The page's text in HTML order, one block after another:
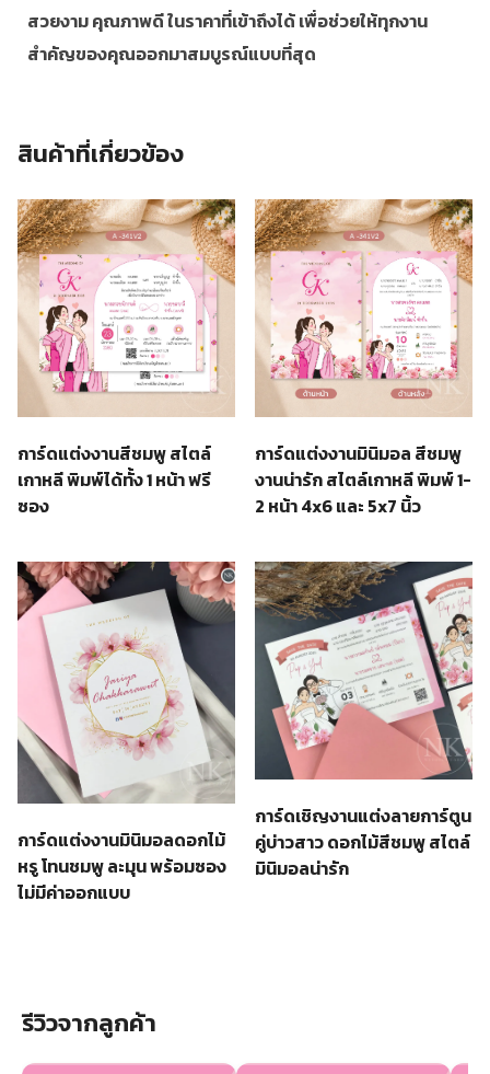
สวยงาม คุณภาพดี ในราคาที่เข้าถึงได้ เพื่อช่วยให้ทุกงาน
สำคัญของคุณออกมาสมบูรณ์แบบที่สุด
สินค้าที่เกี่ยวข้อง
การ์ดแต่งงานสีชมพู สไตล์
เกาหลี พิมพ์ได้ทั้ง 1 หน้า ฟรี
ซอง
การ์ดแต่งงานมินิมอล สีชมพู
งานน่ารัก สไตล์เกาหลี พิมพ์ 1-
2 หน้า 4x6 และ 5x7 นิ้ว
การ์ดแต่งงานมินิมอลดอกไม้
หรู โทนชมพู ละมุน พร้อมซอง
ไม่มีค่าออกแบบ
การ์ดเชิญงานแต่งลายการ์ตูน
คู่บ่าวสาว ดอกไม้สีชมพู สไตล์
มินิมอลน่ารัก
รีวิวจากลูกค้า